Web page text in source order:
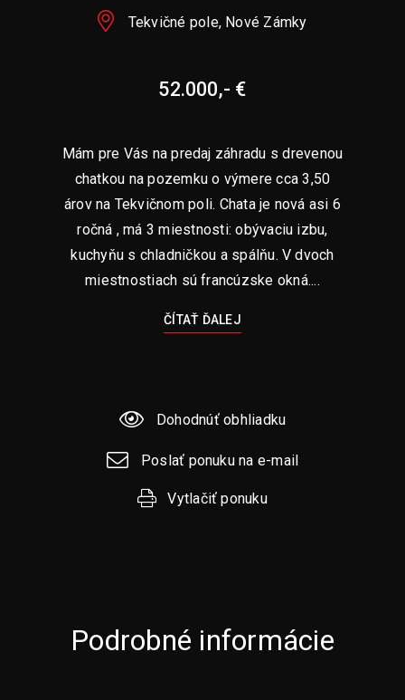
Tekvičné pole, Nové Zámky
52.000,- €
Mám pre Vás na predaj záhradu s drevenou
chatkou na pozemku o výmere cca 3,50
árov na Tekvičnom poli. Chata je nová asi 6
ročná , má 3 miestnosti: obývaciu izbu,
kuchyňu s chladničkou a spálňu. V dvoch
miestnostiach sú francúzske okná....
ČÍTAŤ ĎALEJ
Dohodnúť obhliadku
Poslať ponuku na e-mail
Vytlačiť ponuku
Podrobné informácie